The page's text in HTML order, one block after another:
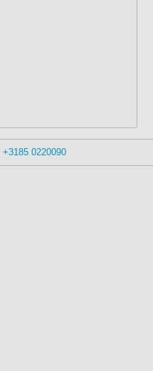
+3185 0220090